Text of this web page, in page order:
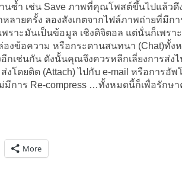
นซ้ำ เช่น Save ภาพที่คุณโพสต์ขึ้นไปแล้ว
ลายครั้ง ลองสังเกตจากไฟล์ภาพถ่ายที่มีก
พราะมันเป็นข้อมูล เชิงดิจิตอล แต่นั่นก็เพร
องข้อความ หรือกระดานสนทนา (Chat)
กเช่นกัน ดังนั้นคุณจึงควรหลีกเลี่ยงการส่ง
ส่งโดยติด (Attach) ไปกับ e-mail หรือการ
ม่มีการ Re-compress …ทั้งหมดนี้ก็เพื่อรัก
More